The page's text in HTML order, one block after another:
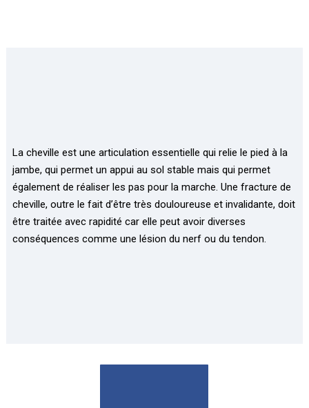
La cheville est une articulation essentielle qui relie le pied à la
jambe, qui permet un appui au sol stable mais qui permet
également de réaliser les pas pour la marche. Une fracture de
cheville, outre le fait d’être très douloureuse et invalidante, doit
être traitée avec rapidité car elle peut avoir diverses
conséquences comme une lésion du nerf ou du tendon.